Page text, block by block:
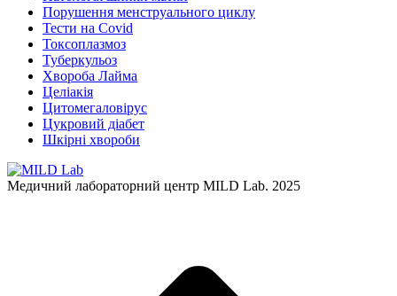
Порушення менструального циклу
Тести на Covid
Токсоплазмоз
Туберкульоз
Хвороба Лайма
Целіакія
Цитомегаловірус
Цукровий діабет
Шкірні хвороби
Медичний лабораторний центр MILD Lab. 2025